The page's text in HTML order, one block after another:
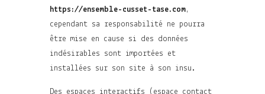
https://ensemble-cusset-tase.com,
cependant sa responsabilité ne pourra
être mise en cause si des données
indésirables sont importées et
installées sur son site à son insu.
Des espaces interactifs (espace contact